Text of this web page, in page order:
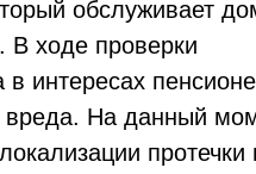
обслуживает
В ходе проверки
интересах
вреда. На данный
протечки